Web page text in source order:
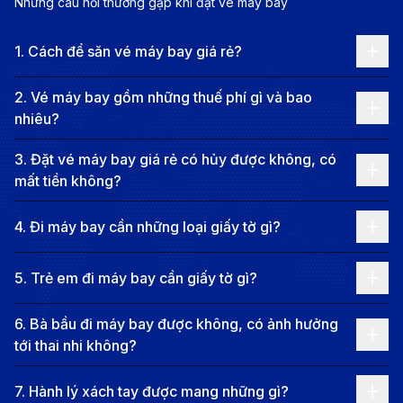
quyện độc đáo giữa nét cổ kính và nhịp sống hiện đại.
Đến với Hà Nội, bạn sẽ được chiêm ngưỡng những
con phố rợp bóng cây, những ngôi nhà mang đậm
kiến trúc Pháp cổ kính. Bên cạnh đó, Hà Nội còn níu
chân du khách bởi nền ẩm thực phong phú và đặc
sắc với những món ăn trứ danh. Con người Hà Nội
thân thiện, mến khách cũng là một điểm cộng lớn,
hứa hẹn mang đến cho bạn những trải nghiệm đáng
nhớ trong hành trình khám phá Việt Nam.
190 Booking
bay giá rẻ từ Fukushima đi Hà Nội
còn gợi ý những điều thú vị để bạn khám phá thủ đô
xinh đẹp!
1. Cách để săn vé máy bay giá rẻ?
2. Vé máy bay gồm những thuế phí gì và bao
nhiêu?
3. Đặt vé máy bay giá rẻ có hủy được không, có
mất tiền không?
4. Đi máy bay cần những loại giấy tờ gì?
5. Trẻ em đi máy bay cần giấy tờ gì?
6. Bà bầu đi máy bay được không, có ảnh hưởng
tới thai nhi không?
7. Hành lý xách tay được mang những gì?